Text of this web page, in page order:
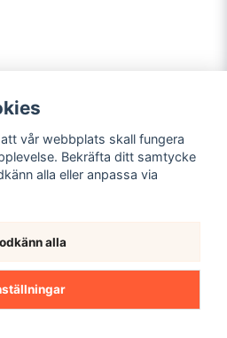
vår webbplats skall fungera
Bekräfta ditt samtycke
alla eller anpassa via
alla